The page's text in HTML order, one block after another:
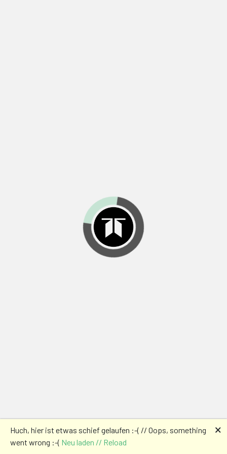
Huch, hier ist etwas schief gelaufen :-( // Oops, something
went wrong :-( Neu laden // Reload
🗙